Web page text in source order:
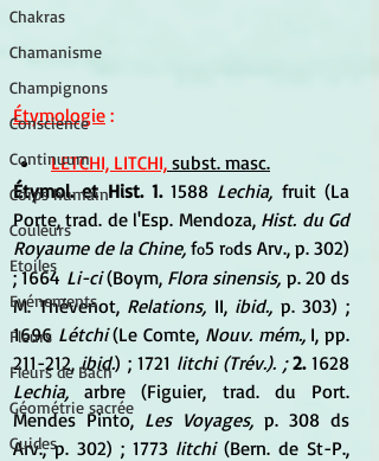
Chakras
Chamanisme
Champignons
Conscience
Continuum
Corps humain
Couleurs
Etoiles
Evénements
Fleurs
Fleurs de Bach
Géométrie sacrée
Guides
Étymologie :
LETCHI, LITCHI, subst. masc.
Étymol. et Hist. 1. 1588 Lechia, fruit (La
Porte, trad. de l'Esp. Mendoza, Hist. du Gd
Royaume de la Chine, fo5 rods Arv., p. 302)
; 1664 Li-ci (Boym, Flora sinensis, p. 20 ds
M. Thévenot, Relations, II, ibid., p. 303) ;
1696 Létchi (Le Comte, Nouv. mém., I, pp.
211-212, ibid.) ; 1721 litchi (Trév.). ; 2.
Lechia, arbre (Figuier, trad. du Port.
Mendes Pinto, Les Voyages, p. 308 ds
Arv., p. 302) ; 1773 litchi